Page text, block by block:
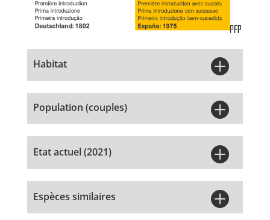
Habitat 
Population (couples) 
Etat actuel (2021) 
Espèces similaires 